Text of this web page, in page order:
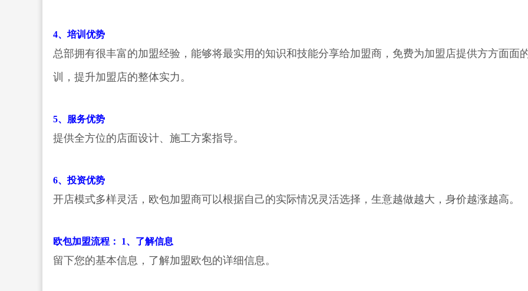
4、培训优势
总部拥有很丰富的加盟经验，能够将最实用的知识和技能分享给加盟商，免费为加盟店提供方方面面
训，提升加盟店的整体实力。
5、服务优势
提供全方位的店面设计、施工方案指导。
6、投资优势
开店模式多样灵活，欧包加盟商可以根据自己的实际情况灵活选择，生意越做越大，身价越涨越高。
欧包加盟流程： 1、了解信息
留下您的基本信息，了解加盟欧包的详细信息。